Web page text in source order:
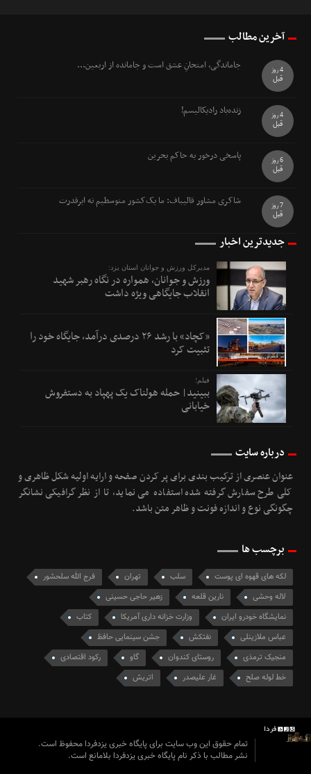
آخرین مطالب
جاماندگی، امتحانِ عشق است و جامانده از اربعین...
4 روز
قبل
زنده‌باد رادیکالیسم!
4 روز
قبل
پاسخی درخور به حاکم بحرین
6 روز
قبل
شاکری مشاور قالیباف: ما یک‌کشور متوسطیم نه ابرقدرت
7 روز
قبل
جدیدترین اخبار
مدیرکل ورزش و جوانان استان یزد:
ورزش و جوانان، همواره در نگاه رهبر شهید
انقلاب جایگاهی ویژه داشت
«کچاد» با رشد ۲۶ درصدی درآمد، جایگاه خود را
تثبیت کرد
فیلم؛
ببینید| حمله هولناک یک پهپاد به دستفروش
خیابانی
درباره سایت
عنوان عنصری از ترکیب بندی برای پر کردن صفحه و ارایه اولیه شکل ظاهری و
کلی طرح سفارش گرفته شده استفاده می نماید، تا از نظر گرافیکی نشانگر
چگونگی نوع و اندازه فونت و ظاهر متن باشد.
برچسب ها
لکه های قهوه ای پوست سلب تهران
فرج الله سلحشور
لاله وحشی
نارین قلعه
زهیر حاجی حسینی
نمایشگاه خودرو ایران
وزارت خزانه داری آمریکا
کتاب
عباس ملازینلی
نفتکش
جشن سینمایی حافظ
منجیک ترمذی
روستای کندوان گاو
رکود اقتصادی
خط لوله صلح
غار علیصدر اتریش
تمام حقوق این وب سایت برای پایگاه خبری یزدفردا محفوظ است.
نشر مطالب با ذکر نام پایگاه خبری یزدفردا بلامانع است.